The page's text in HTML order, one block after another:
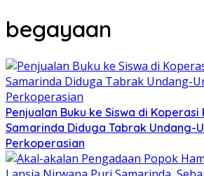
begayaan
Penjualan Buku ke Siswa di Koperasi
Samarinda Diduga Tabrak Undang-
Perkoperasian